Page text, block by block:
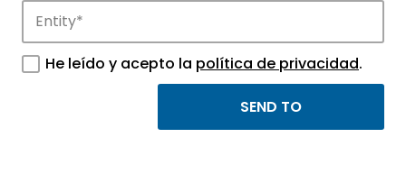
EFFICIENT ENERGY
CONTROL, S. L. U.
He leído y acepto la política de privacidad.